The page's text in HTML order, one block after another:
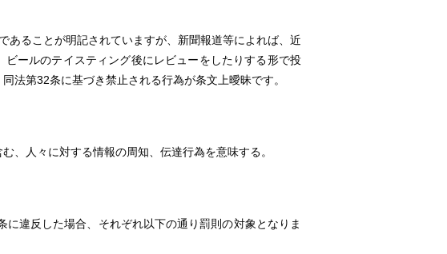
あることが明記されていますが、新聞報道等によれば、近
ールのテイスティング後にレビューをしたりする形で投
法第32条に基づき禁止される行為が条文上曖昧です。
、人々に対する情報の周知、伝達行為を意味する。
に違反した場合、それぞれ以下の通り罰則の対象となりま